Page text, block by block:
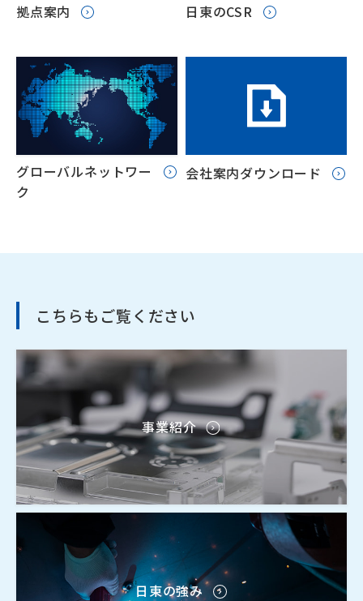
拠点案内 日東のCSR
グローバルネットワー
ク
会社案内ダウンロード
こちらもご覧ください
事業紹介
日東の強み